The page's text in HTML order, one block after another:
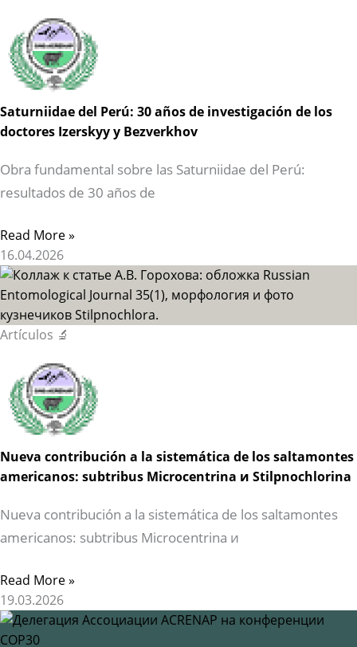
Saturniidae del Perú: 30 años de investigación de los
doctores Izerskyy y Bezverkhov
Obra fundamental sobre las Saturniidae del Perú:
resultados de 30 años de
Read More »
16.04.2026
Artículos 🔬
Nueva contribución a la sistemática de los saltamontes
americanos: subtribus Microcentrina и Stilpnochlorina
Nueva contribución a la sistemática de los saltamontes
americanos: subtribus Microcentrina и
Read More »
19.03.2026